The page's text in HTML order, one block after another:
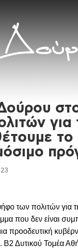
το
των πολιτών για
που δεν είναι
προοδευτική
Δυτικού Τομέα